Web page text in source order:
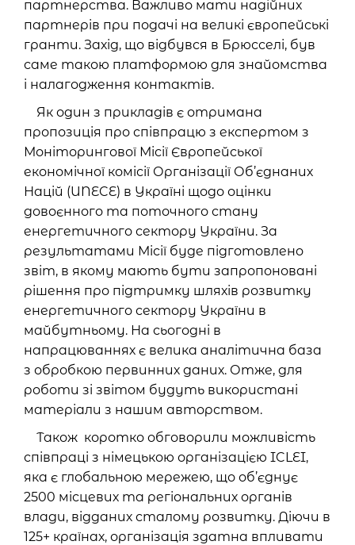
партнерства. Важливо мати надійних
партнерів при подачі на великі європейські
гранти. Захід, що відбувся в Брюсселі, був
саме такою платформою для знайомства
і налагодження контактів.
Як один з прикладів є отримана
пропозиція про співпрацю з експертом з
Моніторингової Місії Європейської
економічної комісії Організації Об’єднаних
Націй (UNECE) в Україні щодо оцінки
довоєнного та поточного стану
енергетичного сектору України. За
результатами Місії буде підготовлено
звіт, в якому мають бути запропоновані
рішення про підтримку шляхів розвитку
енергетичного сектору України в
майбутньому. На сьогодні в
напрацюваннях є велика аналітична база
з обробкою первинних даних. Отже, для
роботи зі звітом будуть використані
матеріали з нашим авторством.
Також коротко обговорили можливість
співпраці з німецькою організацією ICLEI,
яка є глобальною мережею, що об’єднує
2500 місцевих та регіональних органів
влади, відданих сталому розвитку. Діючи в
125+ країнах, організація здатна впливати